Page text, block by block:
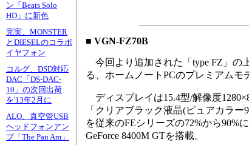
ン「Beats Solo
HD」に新色
完実、MONSTER
とDIESELのコラボ
イヤフォン
コルグ、DSD対応
DAC「DS-DAC-
10」の次回出荷
を'13年2月に
ALO、真空管USB
ヘッドフォンアン
プ「The Pan Am」
■ VGN-FZ70B
今回より追加された「type FZ」の
る、ホームノートPCのプレミアムモ
ディスプレイは15.4型/解像度
「クリアブラック液晶(ピュアカラ
を従来のFEシリーズの72%から90%
GeForce 8400M GTを搭載。